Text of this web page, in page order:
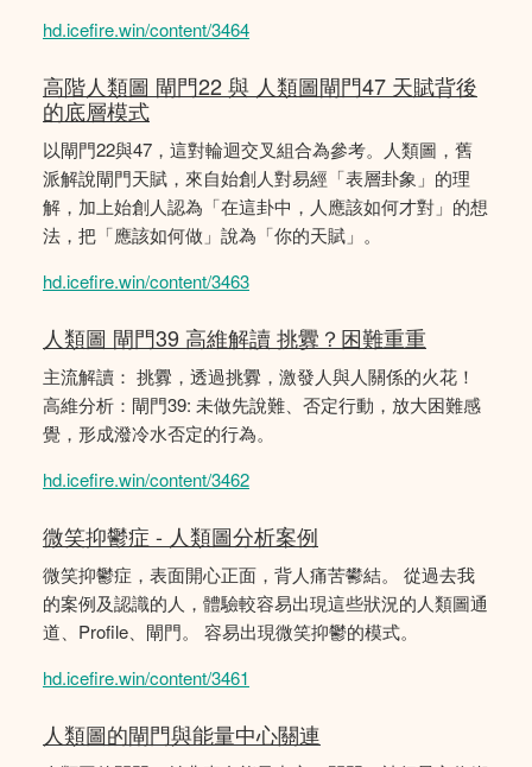
hd.icefire.win/content/3464
高階人類圖 閘門22 與 人類圖閘門47 天賦背後
的底層模式
以閘門22與47，這對輪迴交叉組合為參考。人類圖，舊
派解說閘門天賦，來自始創人對易經「表層卦象」的理
解，加上始創人認為「在這卦中，人應該如何才對」的想
法，把「應該如何做」說為「你的天賦」。
hd.icefire.win/content/3463
人類圖 閘門39 高維解讀 挑釁？困難重重
主流解讀： 挑釁，透過挑釁，激發人與人關係的火花！
高維分析：閘門39: 未做先說難、否定行動，放大困難感
覺，形成潑冷水否定的行為。
hd.icefire.win/content/3462
微笑抑鬱症 - 人類圖分析案例
微笑抑鬱症，表面開心正面，背人痛苦鬰結。 從過去我
的案例及認識的人，體驗較容易出現這些狀況的人類圖通
道、Profile、閘門。 容易出現微笑抑鬱的模式。
hd.icefire.win/content/3461
人類圖的閘門與能量中心關連